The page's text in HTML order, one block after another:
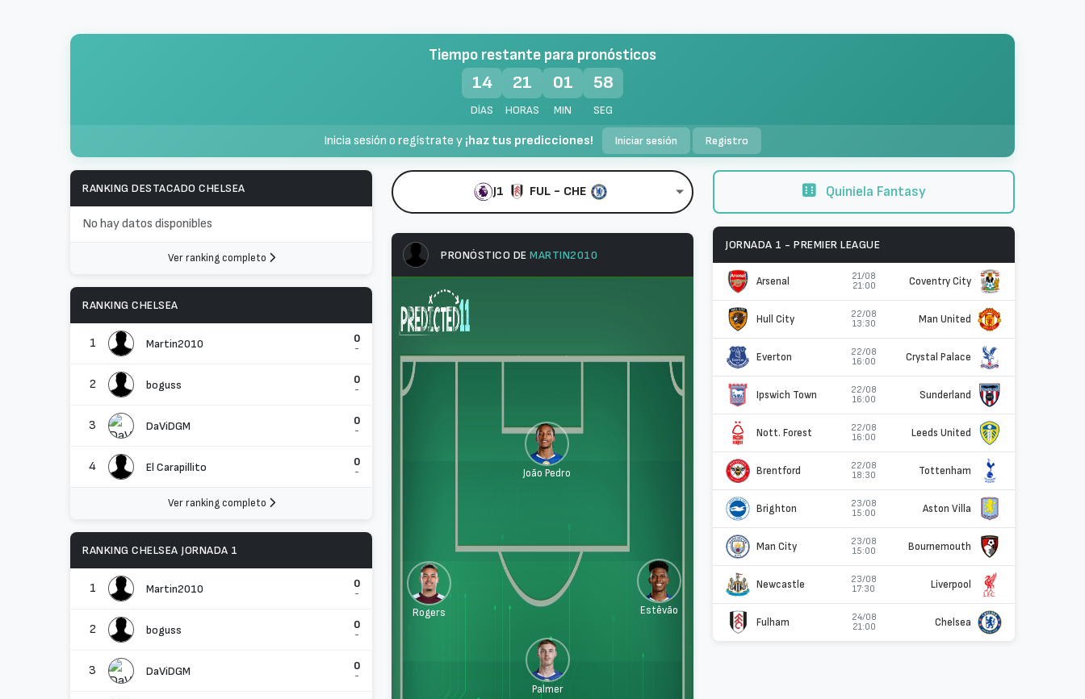
Tiempo restante para pronósticos
14
DÍAS
21
HORAS
01
MIN
57
SEG
Inicia sesión o regístrate y ¡haz tus predicciones! Iniciar sesión Registro
RANKING DESTACADO CHELSEA
No hay datos disponibles
Ver ranking completo
RANKING CHELSEA
1 Martin2010 0
-
2 boguss 0
-
3 DaViDGM 0
-
4 El Carapillito 0
-
Ver ranking completo
RANKING CHELSEA JORNADA 1
1 Martin2010 0
-
2 boguss 0
-
3 DaViDGM 0
-
J1 FUL - CHE
PRONÓSTICO DE MARTIN2010
Palmer
Estêvão
Rogers
João Pedro
Quiniela Fantasy
JORNADA 1 - PREMIER LEAGUE
Arsenal
21/08
21:00
Coventry City
Hull City
22/08
13:30
Man United
Everton
22/08
16:00
Crystal Palace
Ipswich Town
22/08
16:00
Sunderland
Nott. Forest
22/08
16:00
Leeds United
Brentford
22/08
18:30
Tottenham
Brighton
23/08
15:00
Aston Villa
Man City
23/08
15:00
Bournemouth
Newcastle
23/08
17:30
Liverpool
Fulham
24/08
21:00
Chelsea